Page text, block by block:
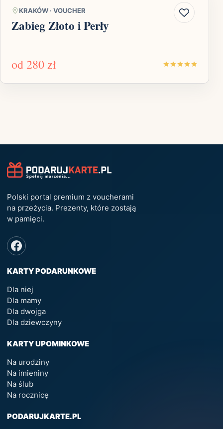
KRAKÓW · VOUCHER
Zabieg Złoto i Perły
od 280 zł
Polski portal premium z voucherami
na przeżycia. Prezenty, które zostają
w pamięci.
KARTY PODARUNKOWE
Dla niej
Dla mamy
Dla dwojga
Dla dziewczyny
KARTY UPOMINKOWE
Na urodziny
Na imieniny
Na ślub
Na rocznicę
PODARUJKARTE.PL